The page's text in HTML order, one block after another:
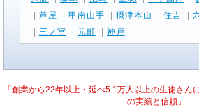
| 芦屋 | 甲南山手 | 摂津本山 | 住吉 |
| 三ノ宮 | 元町 | 神戸
「創業から22年以上・延べ5.1万人以上の生徒さん
の実績と信頼」